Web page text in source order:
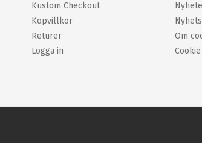
Kustom Checkout
Köpvillkor
Returer
Logga in
Om